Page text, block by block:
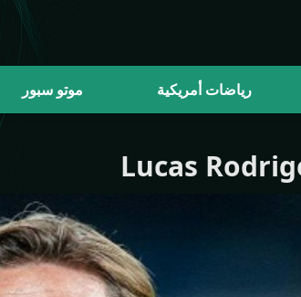
رياضات أمريكية موتو سبور
Lucas